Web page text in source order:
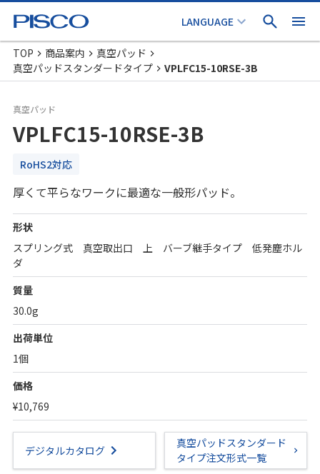
TOP 商品案内
真空パッド
真空パッドスタンダードタイプ
VPLFC15-10RSE-3B
真空パッド
VPLFC15-10RSE-3B
RoHS2対応
厚くて平らなワークに最適な一般形パッド。
形状
スプリング式 真空取出口 上 バーブ継手タイプ 低発塵ホル
ダ
質量
30.0g
出荷単位
1個
価格
¥10,769
デジタルカタログ
真空パッドスタンダード
タイプ注文形式一覧